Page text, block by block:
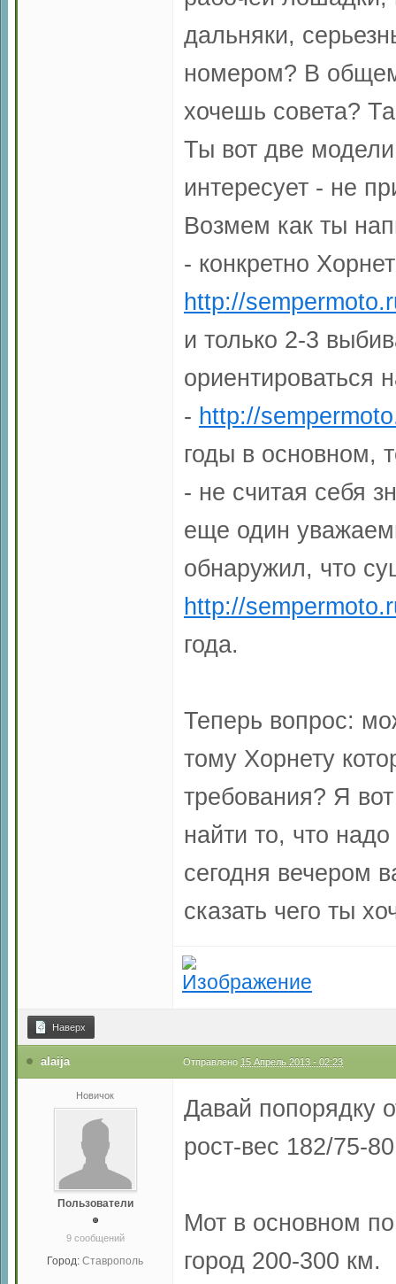
дальняки,
номером? В
хочешь совета?
Ты вот две
интересует - не
Возмем как ты
- конкретно
http://
и только 2-3
ориентироваться
- http://
годы в основном,
- не считая себя
еще один
обнаружил, что
http://
года.
Теперь вопрос:
тому Хорнету
требования? Я
найти то, что
сегодня вечером
сказать чего ты
Наверх
alaija Отправлено 15 Апрель 2013 - 02:23
Новичок
Пользователи
9 сообщений
Город: Ставрополь
Давай попорядку
рост-вес 182/75-80
Мот в основном
город 200-300 км.